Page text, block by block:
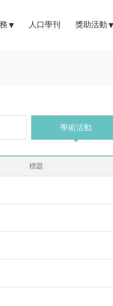
人口學刊 獎助活動
學術活動
標題